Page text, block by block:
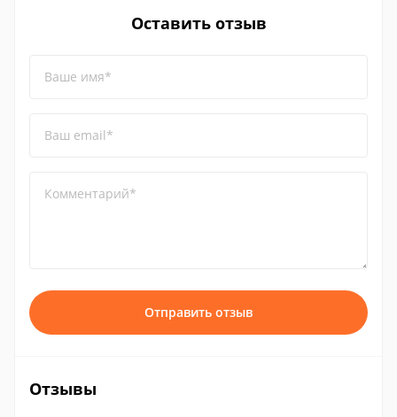
Оставить отзыв
Ваше имя*
Ваш email*
Комментарий*
Отправить отзыв
Отзывы